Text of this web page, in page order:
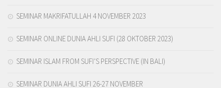
SEMINAR MAKRIFATULLAH 4 NOVEMBER 2023
SEMINAR ONLINE DUNIA AHLI SUFI (28 OKTOBER 2023)
SEMINAR ISLAM FROM SUFI’S PERSPECTIVE (IN BALI)
SEMINAR DUNIA AHLI SUFI 26-27 NOVEMBER